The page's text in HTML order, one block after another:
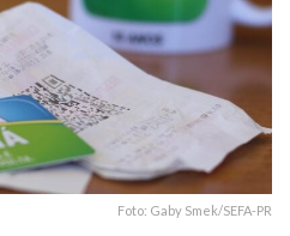
Foto: Gaby Smek/SEFA-PR